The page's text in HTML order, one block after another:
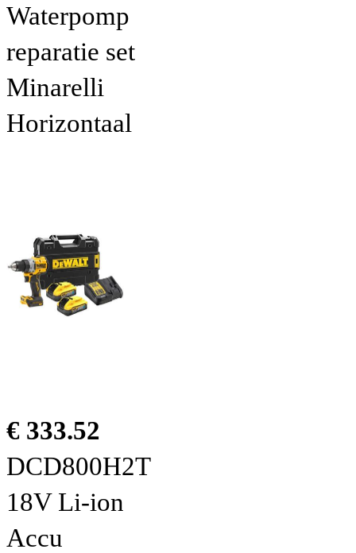
Waterpomp
reparatie set
Minarelli
Horizontaal
€ 333.52
DCD800H2T
18V Li-ion
Accu